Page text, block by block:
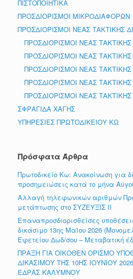
ΠΙΣΤΟΠΟΙΗΤΙΚΑ
ΠΡΟΣΔΙΟΡΙΣΜΟΙ ΜΙΚΡΟΔΙΑΦΟΡΩΝ
ΠΡΟΣΔΙΟΡΙΣΜΟΙ ΝΕΑΣ ΤΑΚΤΙΚΗΣ
ΠΡΟΣΔΙΟΡΙΣΜΟΙ ΝΕΑΣ ΤΑΚΤΙΚΗΣ
ΠΡΟΣΔΙΟΡΙΣΜΟΙ ΝΕΑΣ ΤΑΚΤΙΚΗΣ
ΠΡΟΣΔΙΟΡΙΣΜΟΙ ΝΕΑΣ ΤΑΚΤΙΚΗΣ
ΠΡΟΣΔΙΟΡΙΣΜΟΙ ΝΕΑΣ ΤΑΚΤΙΚΗΣ
ΠΡΟΣΔΙΟΡΙΣΜΟΙ ΝΕΑΣ ΤΑΚΤΙΚΗΣ
ΣΦΡΑΓΙΔΑ ΧΑΓΗΣ
ΥΠΗΡΕΣΙΕΣ ΠΡΩΤΟΔΙΚΕΙΟΥ ΚΩ
Πρόσφατα Άρθρα
Πρωτοδικείο Κω: Ανακοίνωση για
προσημειώσεις κατά το μήνα
Αλλαγή τηλεφωνικών αριθμών
μετάπτωσης στο ΣΥΖΕΥΞΙΣ ΙΙ
Επαναπροσδιορισθείσες
δικάσιμο 13ης Μαϊου 2026
Εφετείου Δωδ/σου – Μεταβατική
ΠΡΑΞΗ ΓΙΑ ΟΙΚΟΘΕΝ ΟΡΙΣΜΟ
ΔΙΚΑΣΙΜΟΥ ΤΗΣ 10ΗΣ ΙΟΥΝΙΟΥ
ΕΔΡΑΣ ΚΑΛΥΜΝΟΥ